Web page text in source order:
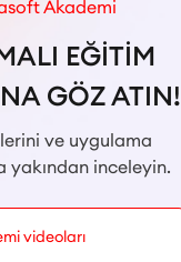
Akademi
EĞİTİM
GÖZ ATIN!
ve uygulama
yakından inceleyin.
videoları